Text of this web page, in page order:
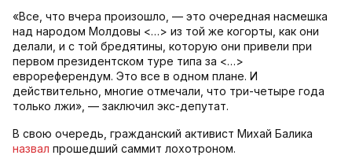
«Все, что вчера произошло, — это очередная насмешка
над народом Молдовы <…> из той же когорты, как они
делали, и с той бредятины, которую они привели при
первом президентском туре типа за <…>
еврореферендум. Это все в одном плане. И
действительно, многие отмечали, что три-четыре года
только лжи», — заключил экс-депутат.
В свою очередь, гражданский активист Михай Балика
назвал прошедший саммит лохотроном.